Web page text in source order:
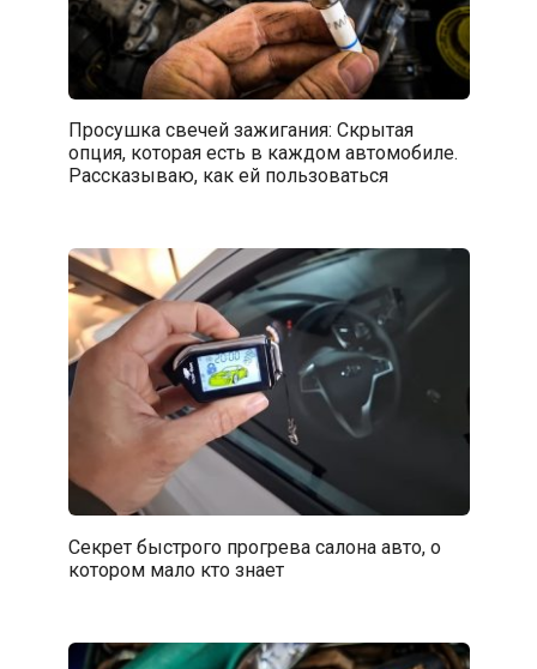
Просушка свечей зажигания: Скрытая
опция, которая есть в каждом автомобиле.
Рассказываю, как ей пользоваться
Секрет быстрого прогрева салона авто, о
котором мало кто знает